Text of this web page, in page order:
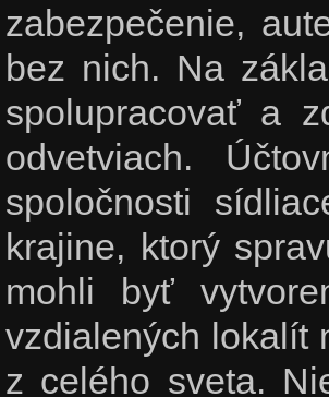
zabezpečenie,
bez nich. Na
spolupracovať a
odvetviach.
spoločnosti
krajine, ktorý
mohli byť
vzdialených lokalít
z celého sveta.